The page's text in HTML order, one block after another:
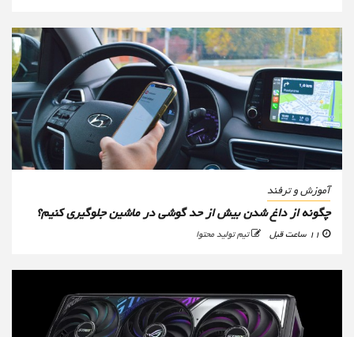
آموزش و ترفند
چگونه از داغ شدن بیش از حد گوشی در ماشین جلوگیری کنیم؟
تیم تولید محتوا